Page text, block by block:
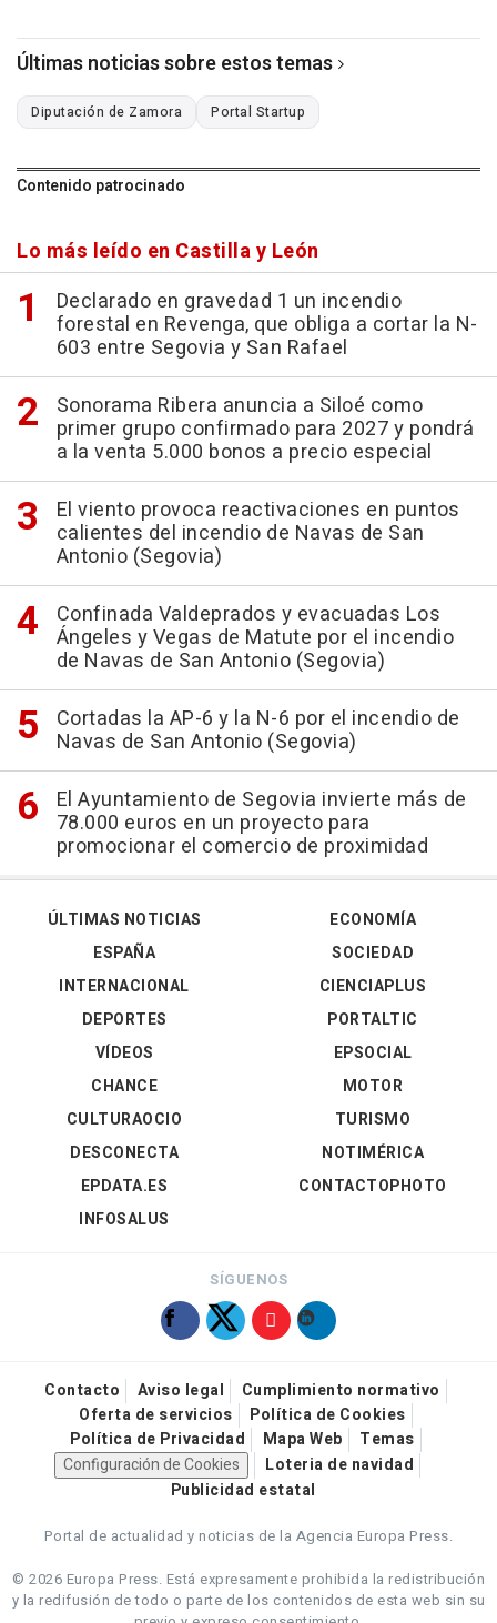
Últimas noticias sobre estos temas
Diputación de Zamora Portal Startup
Contenido patrocinado
Lo más leído en Castilla y León
Declarado en gravedad 1 un incendio
forestal en Revenga, que obliga a cortar la N-
603 entre Segovia y San Rafael
Sonorama Ribera anuncia a Siloé como
primer grupo confirmado para 2027 y pondrá
a la venta 5.000 bonos a precio especial
El viento provoca reactivaciones en puntos
calientes del incendio de Navas de San
Antonio (Segovia)
Confinada Valdeprados y evacuadas Los
Ángeles y Vegas de Matute por el incendio
de Navas de San Antonio (Segovia)
Cortadas la AP-6 y la N-6 por el incendio de
Navas de San Antonio (Segovia)
El Ayuntamiento de Segovia invierte más de
78.000 euros en un proyecto para
promocionar el comercio de proximidad
ÚLTIMAS NOTICIAS
ESPAÑA
INTERNACIONAL
DEPORTES
VÍDEOS
ECONOMÍA
SOCIEDAD
CIENCIAPLUS
PORTALTIC
EPSOCIAL
CHANCE
CULTURAOCIO
DESCONECTA
EPDATA.ES
INFOSALUS
MOTOR
TURISMO
NOTIMÉRICA
CONTACTOPHOTO
SÍGUENOS
Contacto Aviso legal
Cumplimiento normativo
Oferta de servicios
Política de Cookies
Política de Privacidad
Mapa Web
Temas
Configuración de Cookies
Loteria de navidad
Publicidad estatal
Portal de actualidad y noticias de la Agencia Europa Press.
© 2026 Europa Press. Está expresamente prohibida la redistribución
y la redifusión de todo o parte de los contenidos de esta web sin su